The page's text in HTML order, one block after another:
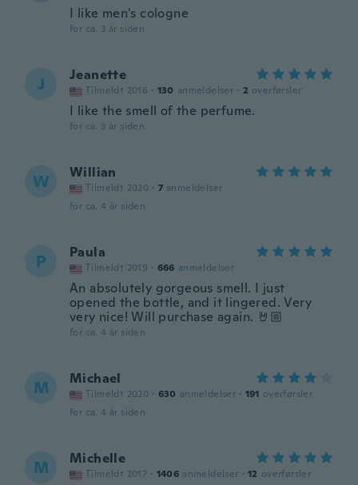
I like men's cologne
for ca. 3 år siden
J Jeanette
Tilmeldt 2016 · 130 anmeldelser · 2 overførsler
I like the smell of the perfume.
for ca. 3 år siden
W Willian
Tilmeldt 2020 · 7 anmeldelser
for ca. 4 år siden
P Paula
Tilmeldt 2019 · 666 anmeldelser
An absolutely gorgeous smell. I just
opened the bottle, and it lingered. Very
very nice! Will purchase again. 🤘🏼
for ca. 4 år siden
M Michael
Tilmeldt 2020 · 630 anmeldelser · 191 overførsler
for ca. 4 år siden
M Michelle
Tilmeldt 2017 · 1406 anmeldelser · 12 overførsler